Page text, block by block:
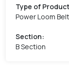
Type of Product
Power Loom
Section:
B Section